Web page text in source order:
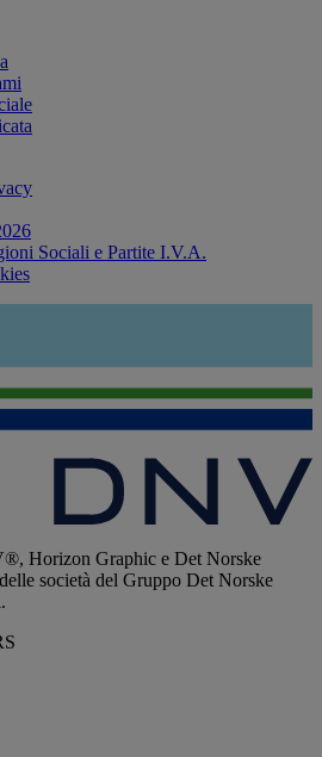
Sociali e Partite I.V.A.
Horizon Graphic e Det Norske
società del Gruppo Det Norske